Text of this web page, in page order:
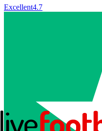
Excellent4.7